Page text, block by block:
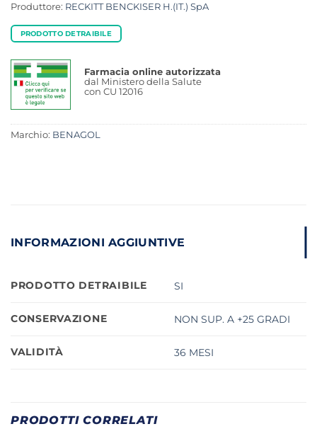
Produttore: RECKITT BENCKISER H.(IT.) SpA
PRODOTTO DETRAIBILE
Farmacia online autorizzata
dal Ministero della Salute
con CU 12016
Marchio: BENAGOL
INFORMAZIONI AGGIUNTIVE
PRODOTTO DETRAIBILE SI
CONSERVAZIONE NON SUP. A +25 GRADI
VALIDITÀ 36 MESI
PRODOTTI CORRELATI